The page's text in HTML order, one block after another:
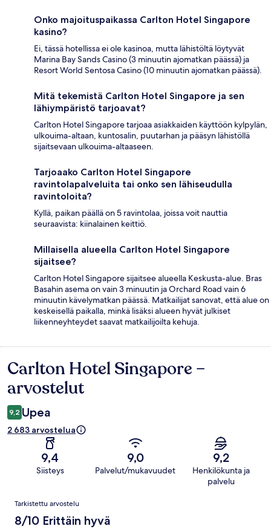
Onko majoituspaikassa Carlton Hotel Singapore
kasino?
Ei, tässä hotellissa ei ole kasinoa, mutta lähistöltä löytyvät
Marina Bay Sands Casino (3 minuutin ajomatkan päässä) ja
Resort World Sentosa Casino (10 minuutin ajomatkan päässä).
Mitä tekemistä Carlton Hotel Singapore ja sen
lähiympäristö tarjoavat?
Carlton Hotel Singapore tarjoaa asiakkaiden käyttöön kylpylän,
ulkouima-altaan, kuntosalin, puutarhan ja pääsyn lähistöllä
sijaitsevaan ulkouima-altaaseen.
Tarjoaako Carlton Hotel Singapore
ravintolapalveluita tai onko sen lähiseudulla
ravintoloita?
Kyllä, paikan päällä on 5 ravintolaa, joissa voit nauttia
seuraavista: kiinalainen keittiö.
Millaisella alueella Carlton Hotel Singapore
sijaitsee?
Carlton Hotel Singapore sijaitsee alueella Keskusta-alue. Bras
Basahin asema on vain 3 minuutin ja Orchard Road vain 6
minuutin kävelymatkan päässä. Matkailijat sanovat, että alue on
keskeisellä paikalla, minkä lisäksi alueen hyvät julkiset
liikenneyhteydet saavat matkailijoilta kehuja.
Arvostelut
Carlton Hotel Singapore –
arvostelut
9,2 Upea
2 683 arvostelua
9,4
Siisteys
9,0
Palvelut/mukavuudet
9,2
Henkilökunta ja
palvelu
Arvostelut
Tarkistettu arvostelu
8/10 Erittäin hyvä